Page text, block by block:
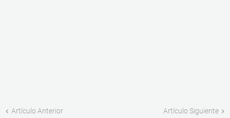
Artículo Anterior Artículo Siguiente